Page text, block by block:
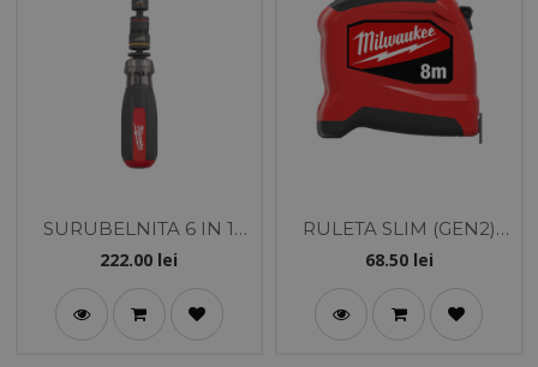
SURUBELNITA 6 IN 1
CU IMPACT
222.00 lei
RULETA SLIM (GEN2)
8M
68.50lei